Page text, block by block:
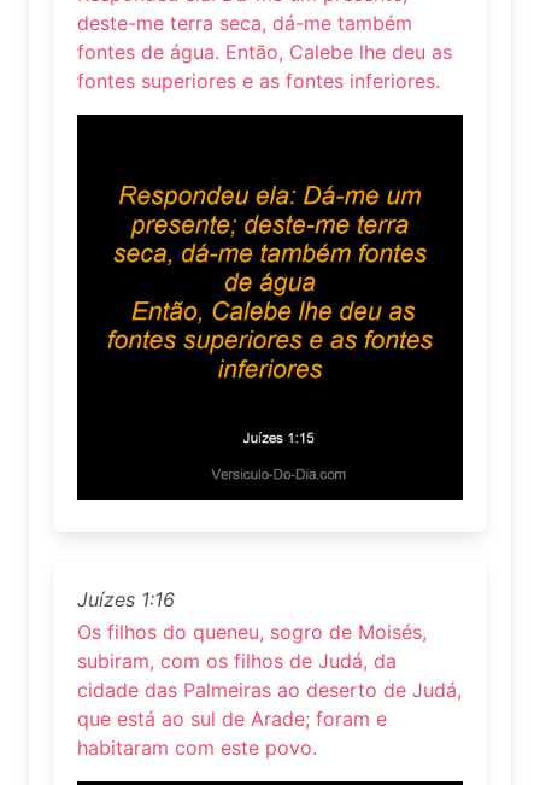
deste-me terra seca, dá-me também
fontes de água. Então, Calebe lhe deu as
fontes superiores e as fontes inferiores.
Juízes 1:16
Os filhos do queneu, sogro de Moisés,
subiram, com os filhos de Judá, da
cidade das Palmeiras ao deserto de Judá,
que está ao sul de Arade; foram e
habitaram com este povo.